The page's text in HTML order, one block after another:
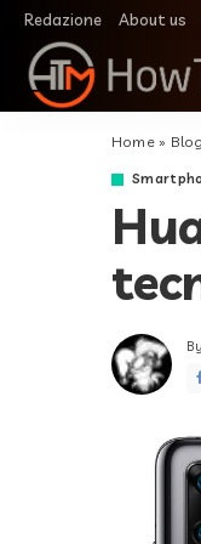
Redazione About us
Home» Blog
By